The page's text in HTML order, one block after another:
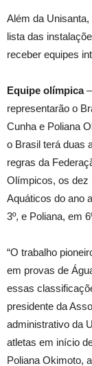
Além da
lista das
receber equipes
Equipe olímpica–
representarão o
Cunha e Poliana
o Brasil terá duas
regras da
Olímpicos, os dez
Aquáticos do ano
3º, e Poliana, em
“O trabalho
em provas de
essas
presidente da
administrativo da
atletas em início
Poliana Okimoto,